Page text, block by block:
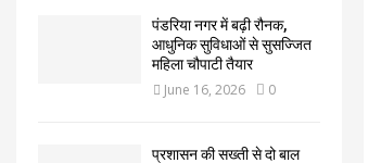
पंडरिया नगर में बढ़ी रौनक,
आधुनिक सुविधाओं से सुसज्जित
महिला चौपाटी तैयार
June 16, 2026 0
प्रशासन की सख्ती से दो बाल